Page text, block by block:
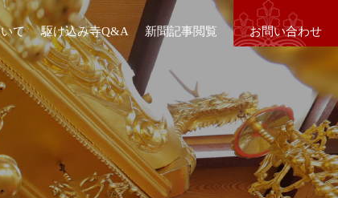
て 駆け込み寺Q&A 新聞記事閲覧 お問い合わせ